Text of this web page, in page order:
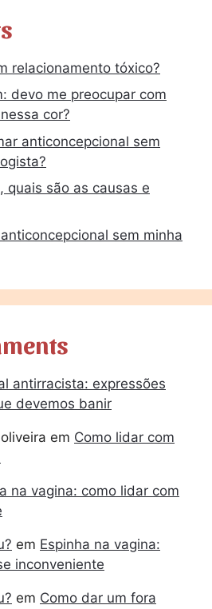
relacionamento tóxico?
devo me preocupar com
cor?
anticoncepcional sem
quais são as causas e
sem minha
antirracista: expressões
devemos banir
em Como lidar com
na vagina: como lidar com
em Espinha na vagina:
inconveniente
em Como dar um fora